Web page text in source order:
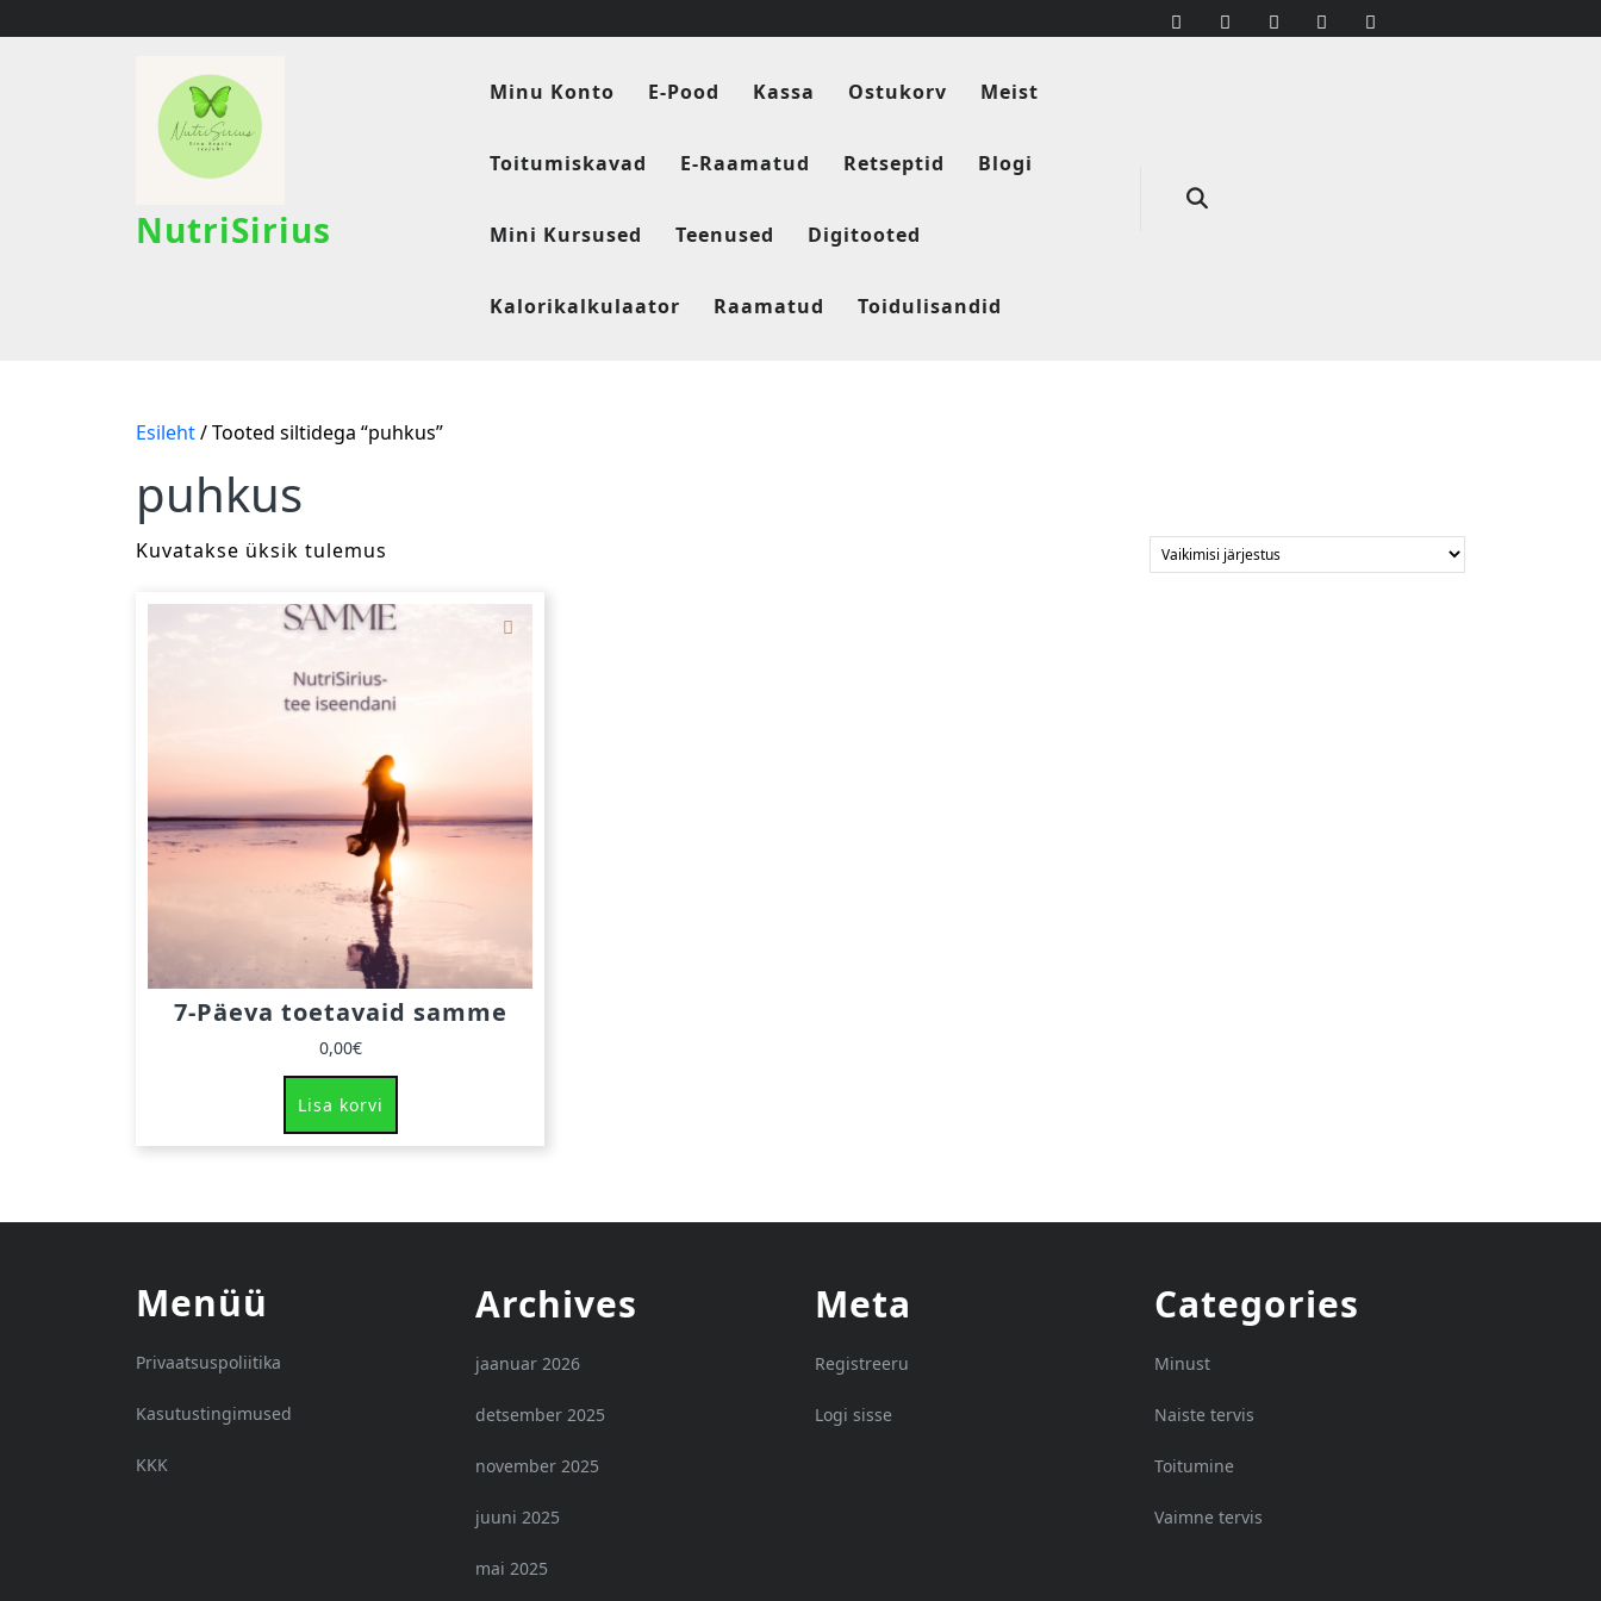
to
NutriSirius
Minu Konto E-Pood Kassa Ostukorv Meist
Toitumiskavad E-Raamatud Retseptid Blogi
Mini Kursused Teenused Digitooted
Kalorikalkulaator Raamatud Toidulisandid
Esileht/ Tooted siltidega “puhkus”
puhkus
Kuvatakse üksik tulemus
7-Päeva toetavaid samme
0,00€
Lisa korvi
Menüü
Privaatsuspoliitika
Kasutustingimused
KKK
Archives
jaanuar 2026
detsember 2025
november 2025
juuni 2025
mai 2025
Meta
Registreeru
Logi sisse
Categories
Minust
Naiste tervis
Toitumine
Vaimne tervis